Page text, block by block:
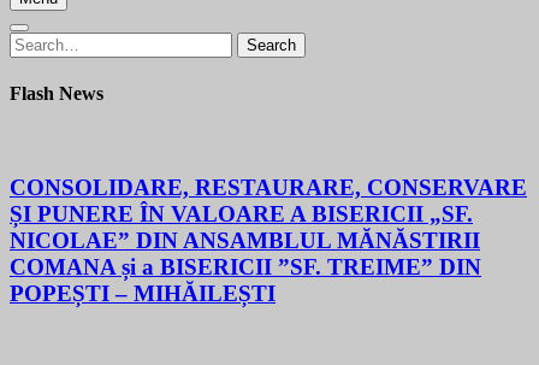
Search
for:
Search
Flash News
CONSOLIDARE, RESTAURARE, CONSERVARE
ȘI PUNERE ÎN VALOARE A BISERICII „SF.
NICOLAE” DIN ANSAMBLUL MĂNĂSTIRII
COMANA și a BISERICII ”SF. TREIME” DIN
POPEȘTI – MIHĂILEȘTI